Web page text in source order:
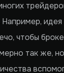
идея
чтобы
так же,